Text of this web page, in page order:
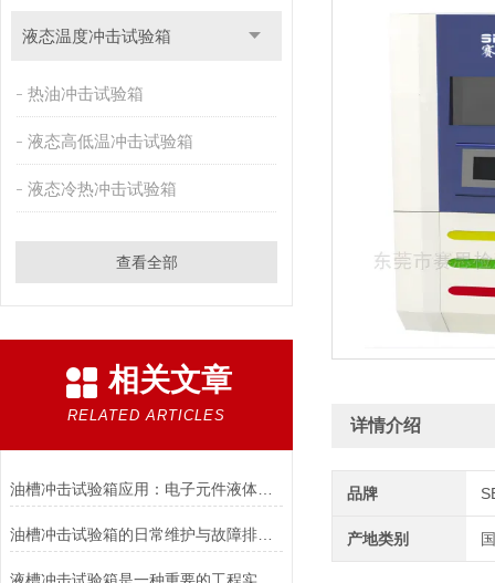
液态温度冲击试验箱
热油冲击试验箱
液态高低温冲击试验箱
液态冷热冲击试验箱
查看全部
相关文章
RELATED ARTICLES
油槽冲击试验箱应用：电子元件液体环境可靠性测试
油槽冲击试验箱的日常维护与故障排除方法
详情介绍
品牌
产地类别